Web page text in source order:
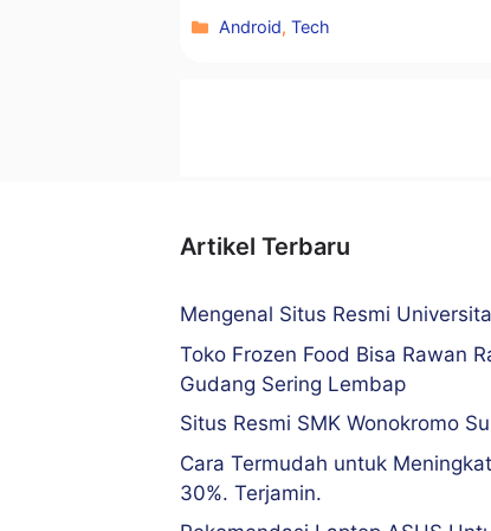
Kategori
Android,Tech
Artikel Terbaru
Mengenal Situs Resmi
Toko Frozen Food Bisa Rawan
Gudang Sering Lembap
Situs Resmi SMK Wonokromo
Cara Termudah untuk
30%. Terjamin.